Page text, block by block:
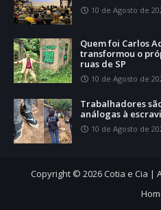
10 de Agosto de
Quem foi Carlos
transformou o
ruas de SP
10 de Agosto de
Trabalhadores
análogas à
10 de Agosto de
Copyright © 2026Cotia e Cia |